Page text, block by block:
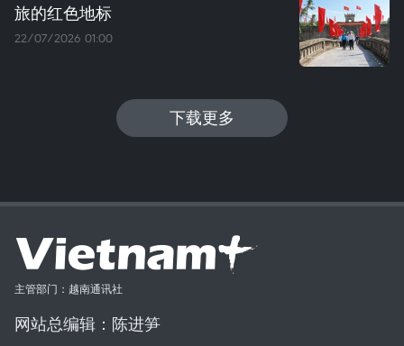
旅的红色地标
22/07/2026 01:00
下载更多
主管部门：越南通讯社
网站总编辑：陈进笋